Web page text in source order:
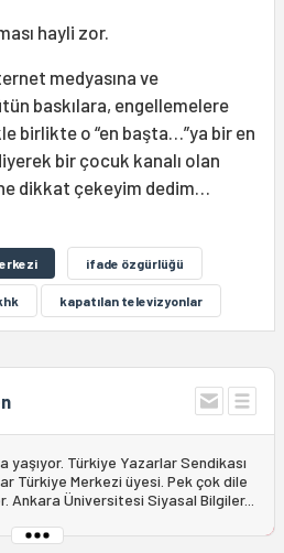
hayli zor.
medyasına ve
baskılara, engellemelere
birlikte o “en başta…”ya bir en
bir çocuk kanalı olan
dikkat çekeyim dedim…
ifade özgürlüğü
kapatılan televizyonlar
yaşıyor. Türkiye Yazarlar Sendikası
Türkiye Merkezi üyesi. Pek çok dile
Ankara Üniversitesi Siyasal Bilgiler...